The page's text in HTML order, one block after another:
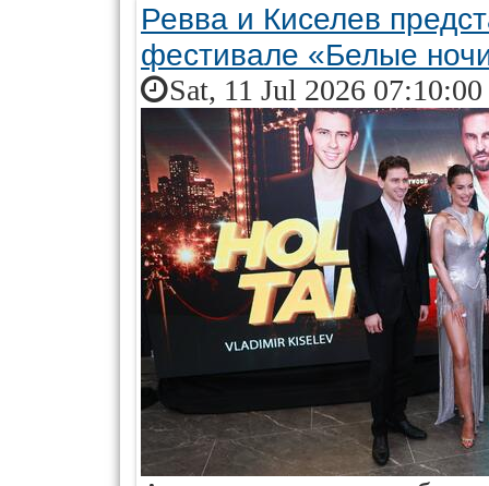
Ревва и Киселев
фестивале «Белые
Sat, 11 Jul 2026